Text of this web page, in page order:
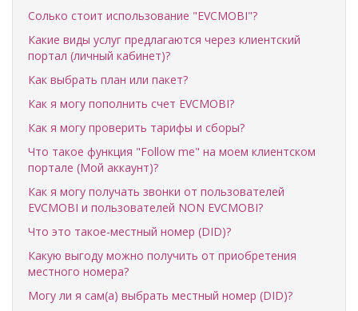
Солько стоит использование "EVCMOBI"?
Какие виды услуг предлагаются через клиентский
портал (личный кабинет)?
Как выбрать план или пакет?
Как я могу пополнить счет EVCMOBI?
Как я могу проверить тарифы и сборы?
Что такое функция "Follow me" на моем клиентском
портале (Мой аккаунт)?
Как я могу получать звонки от пользователей
EVCMOBI и пользователей NON EVCMOBI?
Что это такое-местный номер (DID)?
Какую выгоду можно получить от приобретения
местного номера?
Могу ли я сам(а) выбрать местный номер (DID)?